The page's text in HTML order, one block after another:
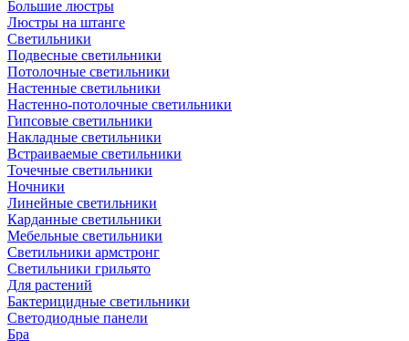
Большие люстры
Люстры на штанге
Светильники
Подвесные светильники
Потолочные светильники
Настенные светильники
Настенно-потолочные светильники
Гипсовые светильники
Накладные светильники
Встраиваемые светильники
Точечные светильники
Ночники
Линейные светильники
Карданные светильники
Мебельные светильники
Светильники армстронг
Светильники грильято
Для растений
Бактерицидные светильники
Светодиодные панели
Бра